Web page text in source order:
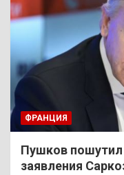
ФРАНЦИЯ
Пушков
заявления